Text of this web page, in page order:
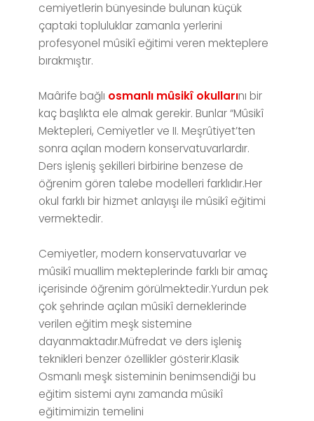
cemiyetlerin bünyesinde bulunan küçük
çaptaki topluluklar zamanla yerlerini
profesyonel mûsikî eğitimi veren mekteplere
bırakmıştır.
Maârife bağlı osmanlı mûsikî okullarını bir
kaç başlıkta ele almak gerekir. Bunlar “Mûsikî
Mektepleri, Cemiyetler ve II. Meşrûtiyet’ten
sonra açılan modern konservatuvarlardır.
Ders işleniş şekilleri birbirine benzese de
öğrenim gören talebe modelleri farklıdır.Her
okul farklı bir hizmet anlayışı ile mûsikî eğitimi
vermektedir.
Cemiyetler, modern konservatuvarlar ve
mûsikî muallim mekteplerinde farklı bir amaç
içerisinde öğrenim görülmektedir.Yurdun pek
çok şehrinde açılan mûsikî derneklerinde
verilen eğitim meşk sistemine
dayanmaktadır.Müfredat ve ders işleniş
teknikleri benzer özellikler gösterir.Klasik
Osmanlı meşk sisteminin benimsendiği bu
eğitim sistemi aynı zamanda mûsikî
eğitimimizin temelini